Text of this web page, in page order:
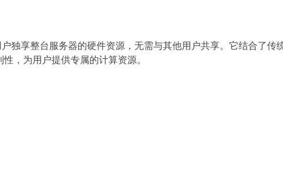
独享整台服务器的硬件资源，无需与其他用户共享。它结合了传
，为用户提供专属的计算资源。